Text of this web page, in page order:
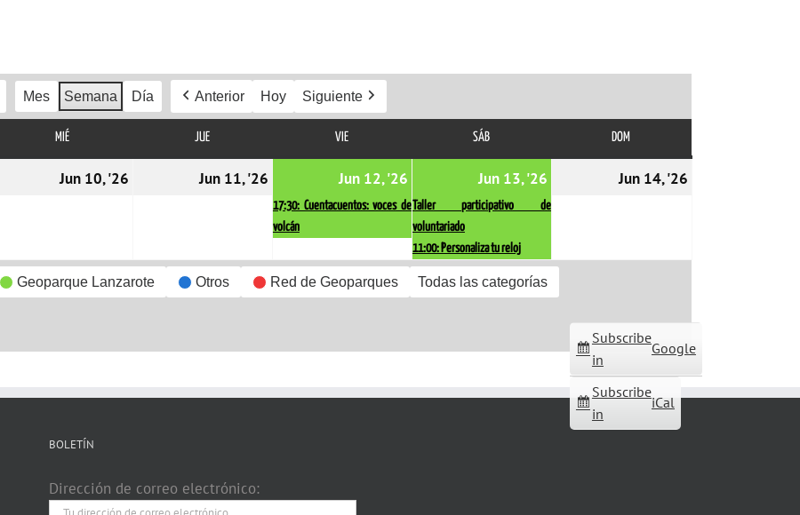
Mes Semana Día Anterior Hoy Siguiente
MIÉ JUEJUEVES VIEVIERNES SÁBSÁBADO DOM
09/06/2026Jun 10, '26 10/06/2026Jun 11, '26 11/06/2026Jun 12, '26 12/06/2026
event)
17:30: Cuentacuentos: voces de
volcán
Jun 13, '26 13/06/2026
events)
Taller participativo de
voluntariado
11:00: Personaliza tu reloj
Jun 14, '26
Geoparque Lanzarote Otros Red de Geoparques Todas las categorías
Subscribe
in
Google
Subscribe
in
iCal
BOLETÍN
Dirección de correo electrónico: